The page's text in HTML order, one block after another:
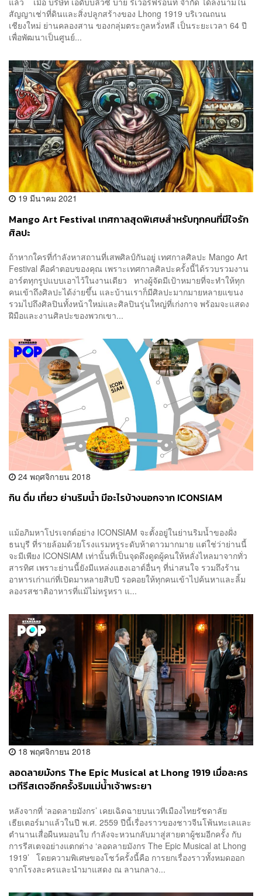
สัญญาเช่าที่ดินและสิ่งปลูกสร้างของ Lhong 1919 บริเวณถนน
เชียงใหม่ ย่านคลองสาน ของกลุ่มตระกูลหวั่งหลี เป็นระยะเวลา 64 ปี
เพื่อพัฒนาเป็นศูนย์...
19 มีนาคม 2021
Mango Art Festival เทศกาลสุดพิเศษสำหรับทุกคนที่มีใจรัก
ศิลปะ
ถ้าหากใครที่กำลังหาสถานที่เสพศิลป์กันอยู่ เทศกาลศิลปะ Mango Art
Festival คือคำตอบของคุณ เพราะเทศกาลศิลปะครั้งนี้ได้รวบรวมงาน
อาร์ตทุกรูปแบบเอาไว้ในงานเดียว ทางผู้จัดมีเป้าหมายที่จะทำให้ทุก
คนเข้าถึงศิลปะได้ง่ายขึ้น และบ้านเราก็มีศิลปะมากมายหลายแขนง
รวมไปถึงศิลปินทั้งหน้าใหม่และศิลปินรุ่นใหญ่ที่เก่งกาจ พร้อมจะแสดง
ฝีมือและงานศิลปะของพวกเขา...
24 พฤศจิกายน 2018
กิน ดื่ม เที่ยว ย่านริมน้ำ มีอะไรบ้างนอกจาก ICONSIAM
แม้อภิมหาโปรเจกต์อย่าง ICONSIAM จะตั้งอยู่ในย่านริมน้ำของฝั่ง
ธนบุรี ที่รายล้อมด้วยโรงแรมหรูระดับห้าดาวมากมาย แต่ใช่ว่าย่านนี้
จะมีเพียง ICONSIAM เท่านั้นที่เป็นจุดดึงดูดผู้คนให้หลั่งไหลมาจากทั่ว
สารทิศ เพราะย่านนี้ยังมีแหล่งแฮงเอาต์อื่นๆ ที่น่าสนใจ รวมถึงร้าน
อาหารเก่าแก่ที่เปิดมาหลายสิบปี รอคอยให้ทุกคนเข้าไปค้นหาและลิ้ม
ลองรสชาติอาหารที่แม้ไม่หรูหรา แ...
18 พฤศจิกายน 2018
ลอดลายมังกร The Epic Musical at Lhong 1919 เมื่อละคร
เวทีรีสเตจอีกครั้งริมแม่น้ำเจ้าพระยา
หลังจากที่ ‘ลอดลายมังกร’ เคยเฉิดฉายบนเวทีเมืองไทยรัชดาลัย
เธียเตอร์มาแล้วในปี พ.ศ. 2559 ปีนี้เรื่องราวของชาวจีนโพ้นทะเลและ
ตำนานเสื่อผืนหมอนใบ กำลังจะหวนกลับมาสู่สายตาผู้ชมอีกครั้ง กับ
การรีสเตจอย่างแตกต่าง ‘ลอดลายมังกร The Epic Musical at Lhong
1919’ โดยความพิเศษของโชว์ครั้งนี้คือ การยกเรื่องราวทั้งหมดออก
จากโรงละครและนำมาแสดง ณ ลานกลาง...